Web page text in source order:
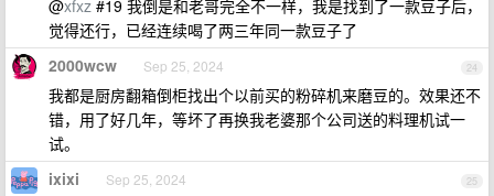
@xfxz #19 我倒是和老哥完全不一样，我是找到了一款豆子后，
觉得还行，已经连续喝了两三年同一款豆子了
24
2000wcw Sep 25, 2024
我都是厨房翻箱倒柜找出个以前买的粉碎机来磨豆的。效果还不
错，用了好几年，等坏了再换我老婆那个公司送的料理机试一
试。
25
ixixi Sep 25, 2024